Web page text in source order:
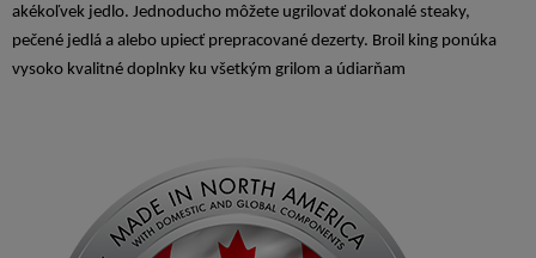
akékoľvek jedlo. Jednoducho môžete ugrilovať dokonalé steaky,
pečené jedlá a alebo upiecť prepracované dezerty. Broil king ponúka
vysoko kvalitné doplnky ku všetkým grilom a údiarňam